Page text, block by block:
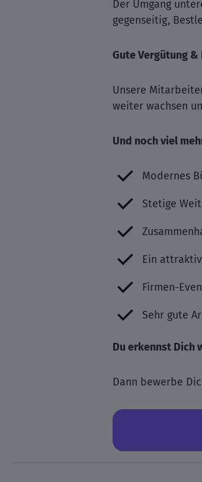
Der Umgang
gegenseitig,
Gute Vergütung
Unsere
weiter wachsen
Und noch viel
Modernes
Stetige
Ein
Firmen-
Sehr gute
Du erkennst Dich
Dann bewerbe